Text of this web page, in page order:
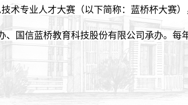
术专业人才大赛（以下简称：蓝桥杯大赛）
、国信蓝桥教育科技股份有限公司承办。每